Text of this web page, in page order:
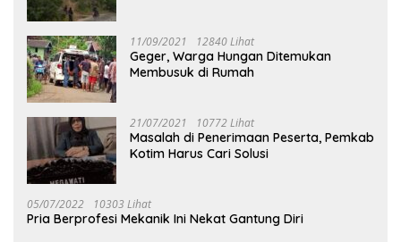
11/09/2021 12840 Lihat
Geger, Warga Hungan Ditemukan
Membusuk di Rumah
21/07/2021 10772 Lihat
Masalah di Penerimaan Peserta, Pemkab
Kotim Harus Cari Solusi
05/07/2022 10303 Lihat
Pria Berprofesi Mekanik Ini Nekat Gantung Diri